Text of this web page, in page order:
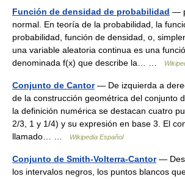
Función de densidad de probabilidad —
normal. En teoría de la probabilidad, la
probabilidad, función de densidad, o,
una variable aleatoria continua es una
denominada f(x) que describe la… …
Conjunto de Cantor— De izquierda a
de la construcción geométrica del conjunto
la definición numérica se destacan cuatro
2/3, 1 y 1/4) y su expresión en base 3. El
llamado… …
Wikipedia Español
Conjunto de Smith-Volterra-Cantor—
los intervalos negros, los puntos blancos